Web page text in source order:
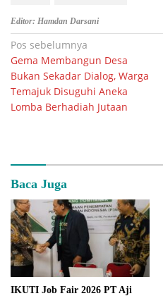
Editor: Hamdan Darsani
Navigasi
pos
Pos sebelumnya
Gema Membangun Desa
Bukan Sekadar Dialog, Warga
Temajuk Disuguhi Aneka
Lomba Berhadiah Jutaan
Baca Juga
IKUTI Job Fair 2026 PT Aji